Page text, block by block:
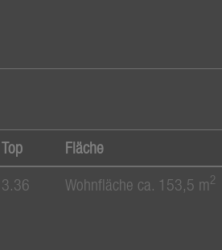
Top Fläche
3.36 Wohnfläche ca. 153,5 m2